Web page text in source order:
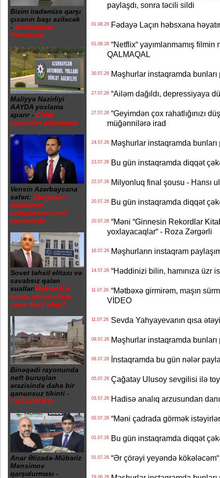
Bizim iradəmizə qarşı
çıxanın başı əziləcək
- Azərbaycan
Prezidenti
Maliyyə Nazirliyi
AAYDA yoxlama
aparır - Ciddi
yeyintilər aşkarlanıb
Vensin Azərbaycana
səfəri: Zəngəzur
dəhlizinin
müzakirələri yeni
mərhələdə
Sovet təhsil elitası və
cavabsız qalan
suallar:Rektor 6 il
sonra universitetə
necə daxil olub?
Binəqədi rayonunda
neft buruqları
ərazisində daha bir
qanunsuz tikinti -
FOTO/VİDEO
Anar Əlizadə-Mübariz
Mənsimov
qarşıdurması -
paylaşdı, sonra təcili sildi
01.08.26Fədayə Laçın həbsxana
01.08.26“Netflix“ yayımlanmamış
QALMAQAL
30.07.26Məşhurlar instaqramda bunları
27.07.26“Ailəm dağıldı, depressiyaya
27.07.26“Geyimdən çox rahatlığınızı
müğənnilərə irad
24.07.26Məşhurlar instaqramda bunları
23.07.26Bu gün instaqramda diqqət
22.07.26Milyonluq final şousu - Hansı
20.07.26Bu gün instaqramda diqqət
20.07.26“Məni “Ginnesin Rekordlar
yoxlayacaqlar“ - Roza Zərgərli
16.07.26Məşhurların instaqram
14.07.26“Həddinizi bilin, hamınıza üzr
11.07.26“Mətbəxə girmirəm, maşın
VİDEO
11.07.26Sevda Yahyayevanın qısa
09.07.26Məşhurlar instaqramda bunları
06.07.26İnstaqramda bu gün nələr
05.07.26Çağatay Ulusoy sevgilisi ilə
03.07.26Hadisə analıq arzusundan
02.07.26“Məni çadrada görmək
01.07.26Bu gün instaqramda diqqət
01.07.26“Ər çörəyi yeyəndə kökələcəm“
29.06.26